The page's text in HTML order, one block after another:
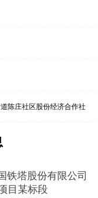
陈庄社区股份经济合作社
铁塔股份有限公司
目某标段